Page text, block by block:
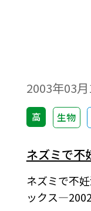
2003年03月
高 生物
ネズミで不
ネズミで不
ックス